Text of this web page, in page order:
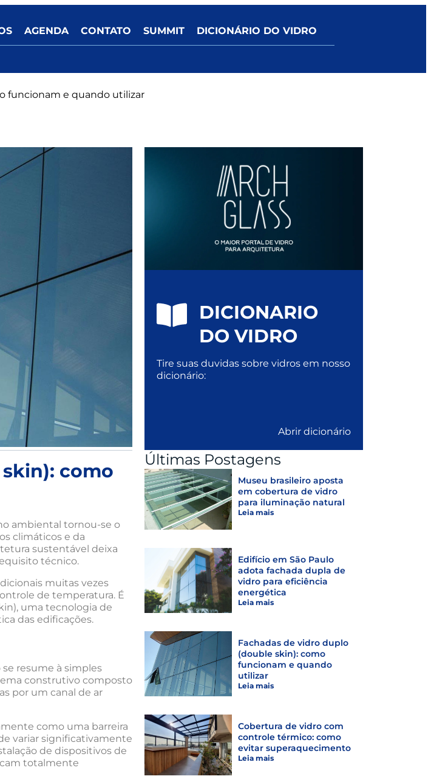
AGENDA CONTATO SUMMIT DICIONÁRIO DO VIDRO
funcionam e quando utilizar
como
ambiental tornou-se o
climáticos e da
sustentável deixa
técnico.
muitas vezes
de temperatura. É
uma tecnologia de
das edificações.
resume à simples
construtivo composto
por um canal de ar
como uma barreira
variar significativamente
de dispositivos de
totalmente
DICIONARIO
DO VIDRO
Tire suas duvidas sobre vidros em nosso
dicionário:
Abrir dicionário
Últimas Postagens
Museu brasileiro aposta
em cobertura de vidro
para iluminação natural
Leia mais
Edifício em São Paulo
adota fachada dupla de
vidro para eficiência
energética
Leia mais
Fachadas de vidro duplo
(double skin): como
funcionam e quando
utilizar
Leia mais
Cobertura de vidro com
controle térmico: como
evitar superaquecimento
Leia mais